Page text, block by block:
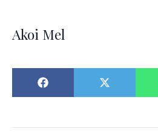
Akoi Mel